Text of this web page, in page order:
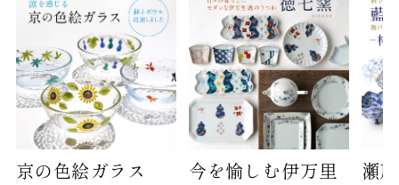
京の色絵ガラス
今を愉しむ伊万里
瀬